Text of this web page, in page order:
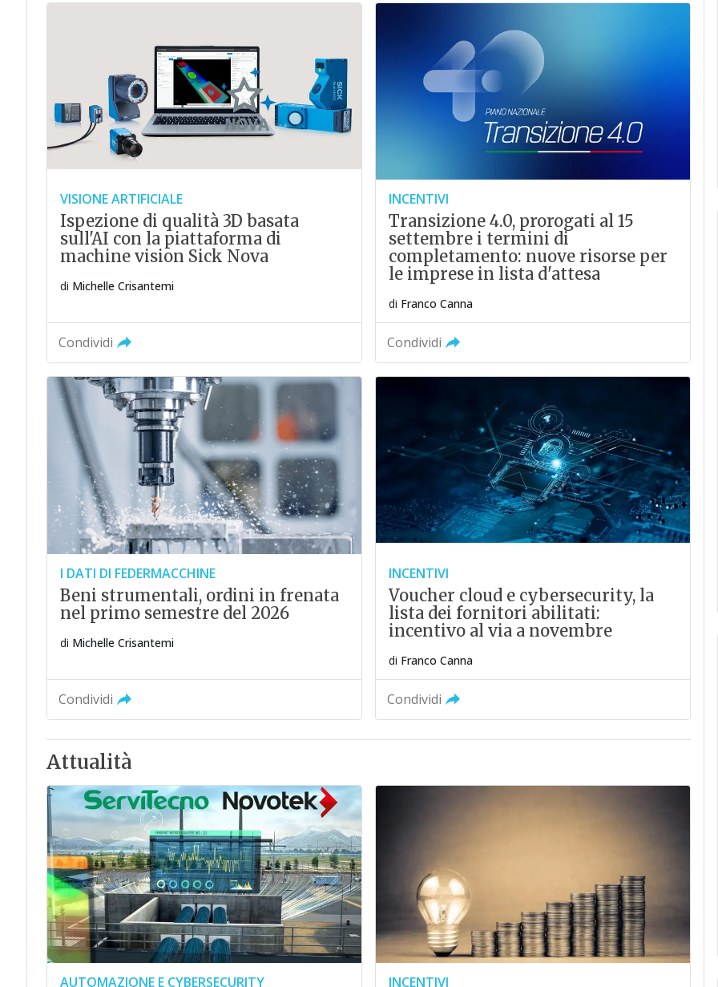
VISIONE ARTIFICIALE
Ispezione di qualità 3D basata
sull'AI con la piattaforma di
machine vision Sick Nova
di Michelle Crisantemi
Condividi
INCENTIVI
Transizione 4.0, prorogati al 15
settembre i termini di
completamento: nuove risorse per
le imprese in lista d'attesa
di Franco Canna
Condividi
I DATI DI FEDERMACCHINE
Beni strumentali, ordini in frenata
nel primo semestre del 2026
di Michelle Crisantemi
Condividi
INCENTIVI
Voucher cloud e cybersecurity, la
lista dei fornitori abilitati:
incentivo al via a novembre
di Franco Canna
Condividi
Attualità
AUTOMAZIONE E CYBERSECURITY INCENTIVI